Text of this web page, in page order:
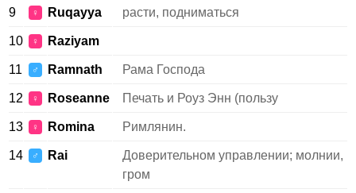
9 ♀ Ruqayya расти, подниматься
10 ♀ Raziyam
11 ♂ Ramnath Рама Господа
12 ♀ Roseanne Печать и Роуз Энн (пользу
13 ♀ Romina Римлянин.
14 ♂ Rai
Доверительном управлении; молнии,
гром